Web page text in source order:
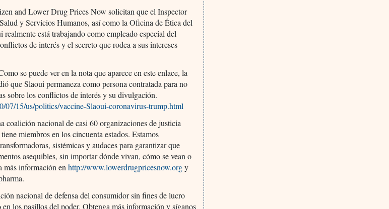
and Lower Drug Prices Now solicitan que el Inspector
y Servicios Humanos, así como la Oficina de Ética del
está trabajando como empleado especial del
de interés y el secreto que rodea a sus intereses
se puede ver en la nota que aparece en este enlace, la
que Slaoui permaneza como persona contratada para no
sobre los conflictos de interés y su divulgación.
07/15/us/politics/vaccine-Slaoui-coronavirus-trump.html
coalición nacional de casi 60 organizaciones de justicia
miembros en los cincuenta estados. Estamos
sistémicas y audaces para garantizar que
asequibles, sin importar dónde vivan, cómo se vean o
más información enhttp://www.lowerdrugpricesnow.orgy
nacional de defensa del consumidor sin fines de lucro
los pasillos del poder. Obtenga más información y síganos